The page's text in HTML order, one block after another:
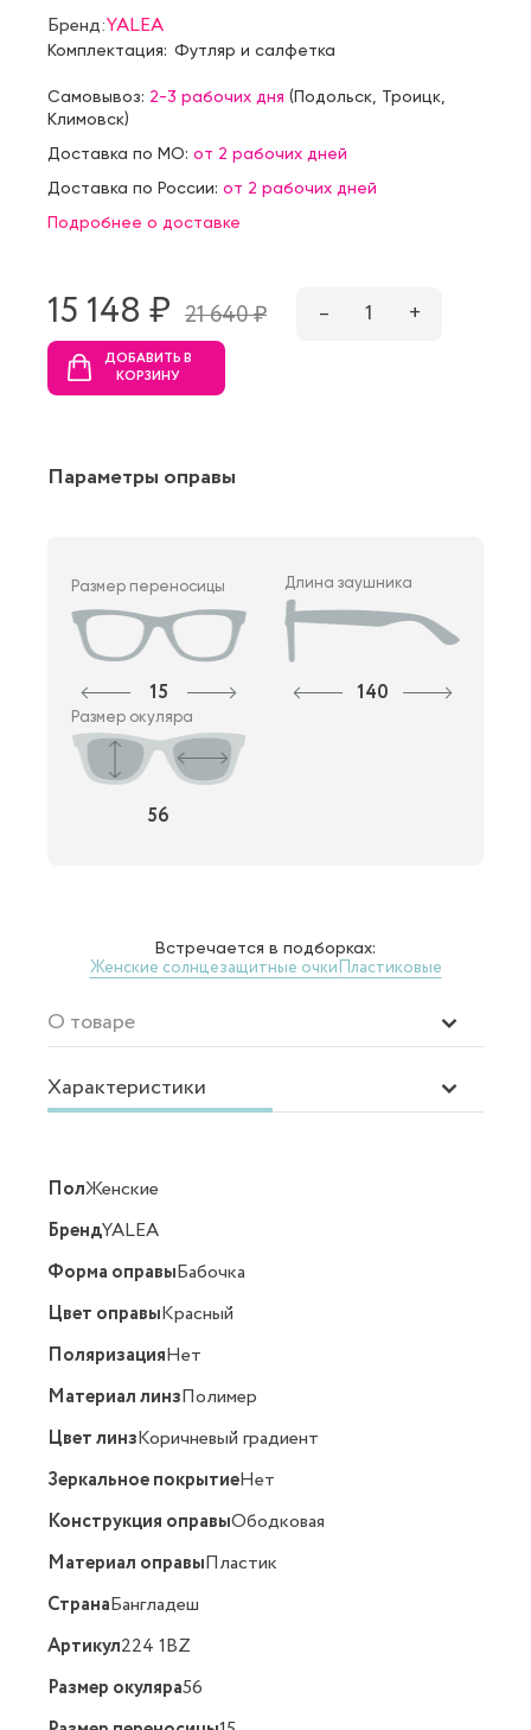
Бренд:YALEA
Комплектация: Футляр и салфетка
Самовывоз: 2-3 рабочих дня (Подольск Троицк
Климовск)
Доставка по МО: от 2 рабочих дней
Доставка по России: от 2 рабочих дней
Подробнее о доставке
15 148 ₷ 21 640 ₷ – 1 +
ДОБАВИТЬ В
КОРЗИНУ
Параметры оправы
Размер переносицы
15
Длина заушника
140
Размер окуляра
56
Встречается в подборках:
Женские солнцезащитные очкиПластиковые
О товаре
Характеристики
ПолЖенские
БрендYALEA
Форма оправыБабочка
Цвет оправыКрасный
ПоляризацияНет
Материал линзПолимер
Цвет линзКоричневый градиент
Зеркальное покрытиеНет
Конструкция оправыОбодковая
Материал оправыПластик
СтранаБангладеш
Артикул224 1BZ
Размер окуляра56